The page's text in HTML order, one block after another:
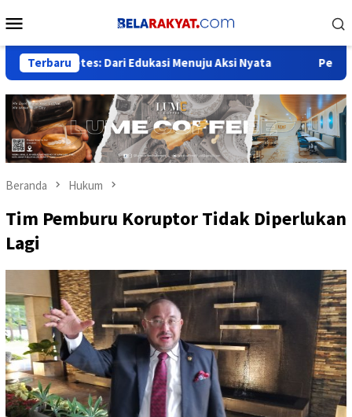
ke
Mobile
Terbaru
Dari Edukasi Menuju Aksi Nyata Pelantikan Orsat
Beranda Hukum
Tim Pemburu Koruptor Tidak Diperlukan
Lagi